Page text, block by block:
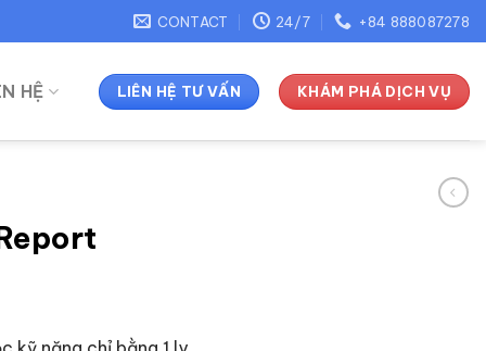
CONTACT 24/7 +84 888087278
HỆ LIÊN HỆ TƯ VẤN KHÁM PHÁ DỊCH VỤ